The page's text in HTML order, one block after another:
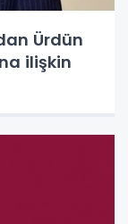
Ürdün
ilişkin